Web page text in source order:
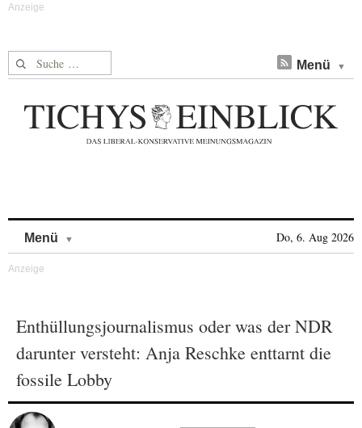
Suche nach: Menü
Menü Do, 6. Aug 2026
Enthüllungsjournalismus oder was der NDR
darunter versteht: Anja Reschke enttarnt die
fossile Lobby